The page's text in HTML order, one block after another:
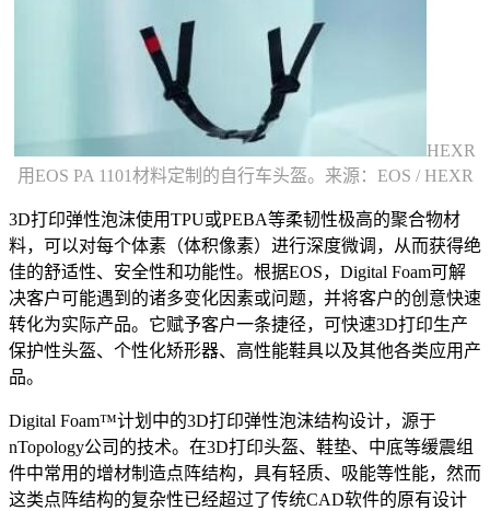
HEXR
用EOS PA 1101材料定制的自行车头盔。来源：EOS / HEXR
3D打印弹性泡沫使用TPU或PEBA等柔韧性极高的聚合物材
料，可以对每个体素（体积像素）进行深度微调，从而获得绝
佳的舒适性、安全性和功能性。根据EOS，Digital Foam可解
决客户可能遇到的诸多变化因素或问题，并将客户的创意快速
转化为实际产品。它赋予客户一条捷径，可快速3D打印生产
保护性头盔、个性化矫形器、高性能鞋具以及其他各类应用产
品。
Digital Foam™计划中的3D打印弹性泡沫结构设计，源于
nTopology公司的技术。在3D打印头盔、鞋垫、中底等缓震组
件中常用的增材制造点阵结构，具有轻质、吸能等性能，然而
这类点阵结构的复杂性已经超过了传统CAD软件的原有设计